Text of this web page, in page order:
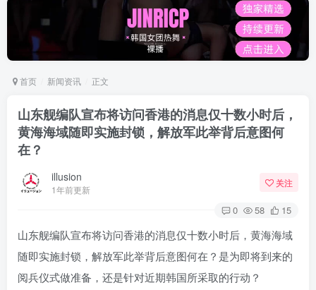
首页 新闻资讯 正文
山东舰编队宣布将访问香港的消息仅十数小时后，
黄海海域随即实施封锁，解放军此举背后意图何
在？
illusion
1年前更新
关注
0 58 15
山东舰编队宣布将访问香港的消息仅十数小时后，黄海海域
随即实施封锁，解放军此举背后意图何在？是为即将到来的
阅兵仪式做准备，还是针对近期韩国所采取的行动？